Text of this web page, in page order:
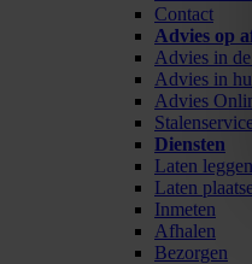
Contact
Advies op
Advies in de
Advies in
Advies
Diensten
Laten leggen
Laten
Inmeten
Afhalen
Bezorgen